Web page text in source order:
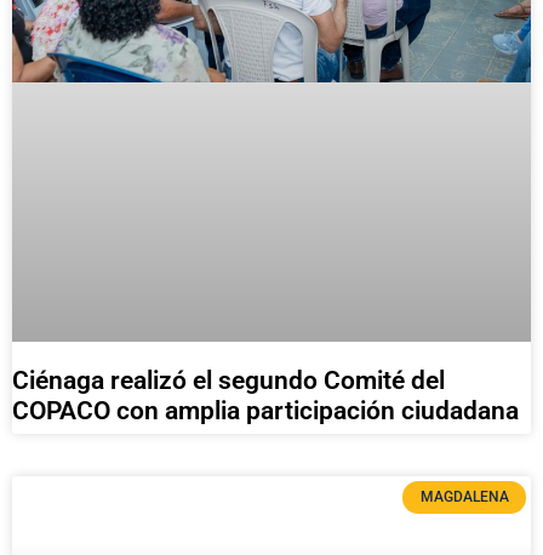
Ciénaga realizó el segundo Comité del
COPACO con amplia participación ciudadana
MAGDALENA